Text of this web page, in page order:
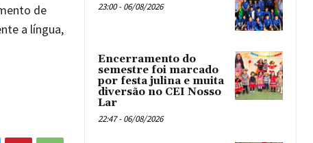
de
a língua,
23:00 - 06/08/2026
Encerramento do
semestre foi marcado
por festa julina e muita
diversão no CEI Nosso
Lar
22:47 - 06/08/2026